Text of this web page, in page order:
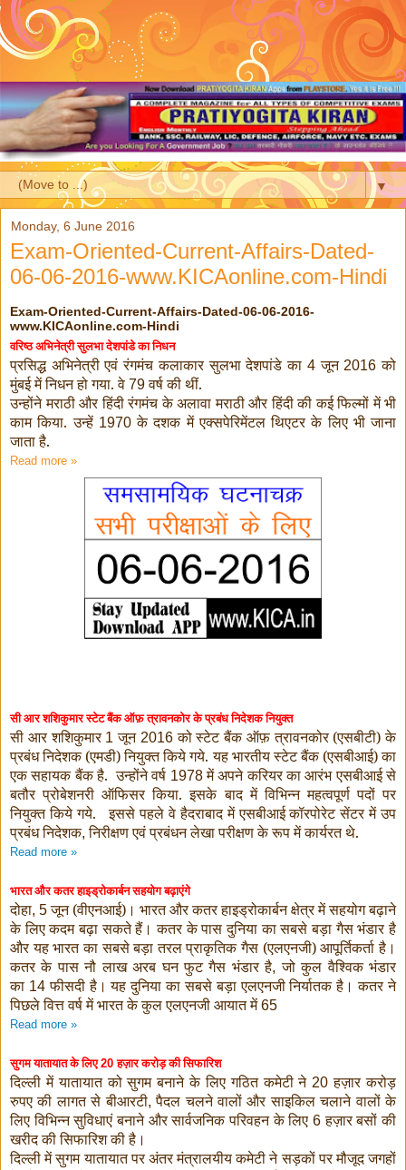
▼
Monday, 6 June 2016
Exam-Oriented-Current-Affairs-Dated-
06-06-2016-www.KICAonline.com-Hindi
Exam-Oriented-Current-Affairs-Dated-06-06-2016-
www.KICAonline.com-Hindi
वरिष्ठ अभिनेत्री सुलभा देशपांडे का निधन
प्रसिद्ध अभिनेत्री एवं रंगमंच कलाकार सुलभा देशपांडे का 4जून2016को
मुंबई में निधन हो गया. वे 79वर्ष की थीं.
उन्होंने मराठी और हिंदी रंगमंच के अलावा मराठी और हिंदी की कई फिल्मों में भी
काम किया. उन्हें 1970के दशक में एक्सपेरिमेंटल थिएटर के लिए भी जाना
जाता है.
Read more »
सी आर शशिकुमार स्टेट बैंक ऑफ़ त्रावनकोर के प्रबंध निदेशक नियुक्त
सी आर शशिकुमार 1जून 2016को स्टेट बैंक ऑफ़ त्रावनकोर (एसबीटी) के
प्रबंध निदेशक (एमडी) नियुक्त किये गये. यह भारतीय स्टेट बैंक (एसबीआई) का
एक सहायक बैंक है. उन्होंने वर्ष 1978में अपने करियर का आरंभ एसबीआई से
बतौर प्रोबेशनरी ऑफिसर किया. इसके बाद में विभिन्न महत्वपूर्ण पदों पर
नियुक्त किये गये.
इससे पहले वे हैदराबाद में एसबीआई कॉरपोरेट सेंटर में उप
प्रबंध निदेशक,निरीक्षण एवं प्रबंधन लेखा परीक्षण के रूप में कार्यरत थे.
Read more »
भारत और कतर हाइड्रोकार्बन सहयोग बढ़ाएंगे
दोहा, 5जून (वीएनआई)। भारत और कतर हाइड्रोकार्बन क्षेत्र में सहयोग बढ़ाने
के लिए कदम बढ़ा सकते हैं। कतर के पास दुनिया का सबसे बड़ा गैस भंडार है
और यह भारत का सबसे बड़ा तरल प्राकृतिक गैस (एलएनजी) आपूर्तिकर्ता है।
कतर के पास नौ लाख अरब घन फुट गैस भंडार है,जो कुल वैश्विक भंडार
का 14फीसदी है। यह दुनिया का सबसे बड़ा एलएनजी निर्यातक है। कतर ने
पिछले वित्त वर्ष में भारत के कुल एलएनजी आयात में65
Read more »
सुगम यातायात के लिए20हज़ार करोड़ की सिफारिश
दिल्ली में यातायात को सुगम बनाने के लिए गठित कमेटी ने20हज़ार करोड़
रुपए की लागत से बीआरटी,पैदल चलने वालों और साइकिल चलाने वालों के
लिए विभिन्न सुविधाएं बनाने और सार्वजनिक परिवहन के लिए 6हज़ार बसों की
खरीद की सिफारिश की है।
दिल्ली में सुगम यातायात पर अंतर मंत्रालयीय कमेटी ने सड़कों पर मौजूद जगहों